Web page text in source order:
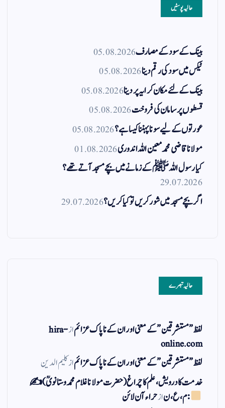
حالیہ پوسٹیں
بینک کے سود کے مصارف05.08.2026
ٹیکس میں سود کی رقم دینا05.08.2026
بینک کے لئے مکان کرایہ پر دینا05.08.2026
قسطوں پر سامان کی فروخت05.08.2026
عورتوں کے لیے سونا پہننا کیسا ہے؟05.08.2026
مولانا قاضی محمد معین اللہ اندوری01.08.2026
کیا رسول اللہ ﷺ کے زمانے میں بچے مسجد آتے تھے؟
29.07.2026
اگر بچے مسجد میں شور کریں تو کیا کریں؟29.07.2026
حالیہ تبصرے
لفظ ” مستشرقین ” کے معنی اور ان کے نا پاک عزائمازhira-
online.com
لفظ ” مستشرقین ” کے معنی اور ان کے نا پاک عزائمازکلیم الدین
خدمت کا درویش، علم کا چراغ(حضرت مولانا غلام محمد وستانویؒ)✍
: م ، ع ، نازحراء آن لائن